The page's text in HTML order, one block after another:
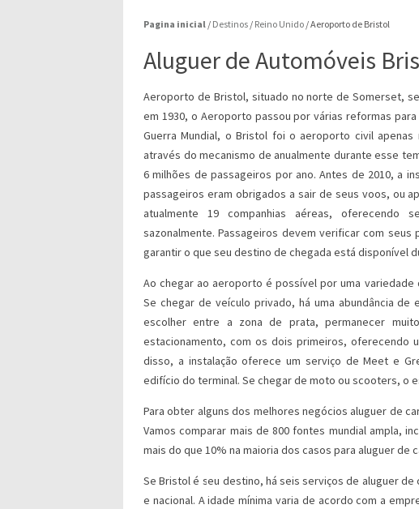
Pagina inicial / Destinos / Reino Unido /Aeroporto de Bristol
Aluguer de Automóveis
Aeroporto de Bristol, situado no norte de Somerset,
em 1930, o Aeroporto passou por várias reformas
Guerra Mundial, o Bristol foi o aeroporto civil
através do mecanismo de anualmente durante esse
6 milhões de passageiros por ano. Antes de 2010, a
passageiros eram obrigados a sair de seus voos, ou
atualmente 19 companhias aéreas, oferecendo
sazonalmente. Passageiros devem verificar com
garantir o que seu destino de chegada está disponível
Ao chegar ao aeroporto é possível por uma
Se chegar de veículo privado, há uma abundância
escolher entre a zona de prata, permanecer
estacionamento, com os dois primeiros, oferecendo
disso, a instalação oferece um serviço de Meet e
edifício do terminal. Se chegar de moto ou scooters, o
Para obter alguns dos melhores negócios aluguer de
Vamos comparar mais de 800 fontes mundial ampla,
mais do que 10% na maioria dos casos para aluguer de
Se Bristol é seu destino, há seis serviços de aluguer
e nacional. A idade mínima varia de acordo com a